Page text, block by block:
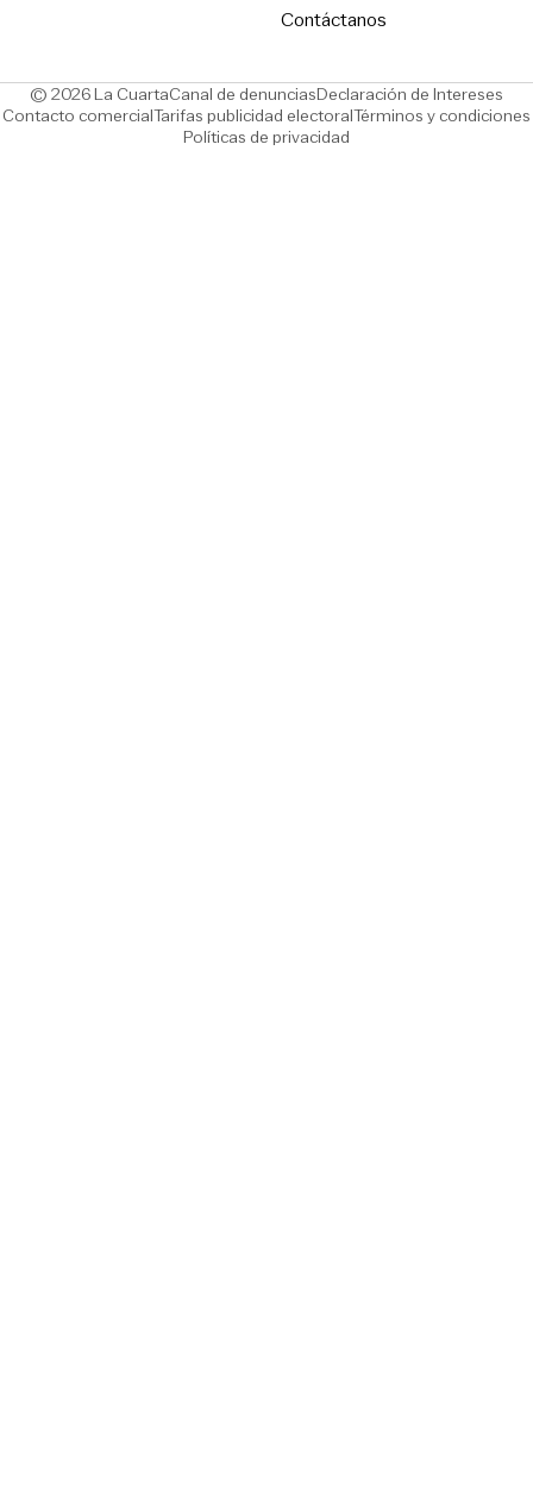
Contáctanos
© 2026 La CuartaCanal de denunciasOpens in new window
Declaración de Intereses
Contacto comercialOpens in new window
Tarifas publicidad electoralOpens in new window
Términos y condiciones
Políticas de privacidad